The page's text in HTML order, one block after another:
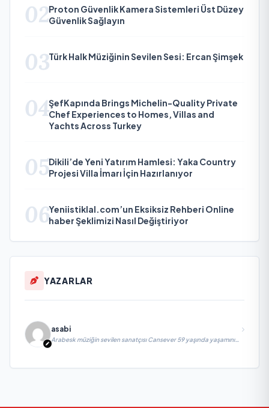
02Proton Güvenlik Kamera Sistemleri Üst Düzey
Güvenlik Sağlayın
03Türk Halk Müziğinin Sevilen Sesi: Ercan Şimşek
04ŞefKapında Brings Michelin-Quality Private
Chef Experiences to Homes, Villas and
Yachts Across Turkey
05Dikili’de Yeni Yatırım Hamlesi: Yaka Country
Projesi Villa İmarı İçin Hazırlanıyor
06Yeniistiklal.com’un Eksiksiz Rehberi Online
haber Şeklimizi Nasıl Değiştiriyor
YAZARLAR
asabi
Arabesk müziğin sevilen sanatçısı Cansever 59 yaşında yaşamını